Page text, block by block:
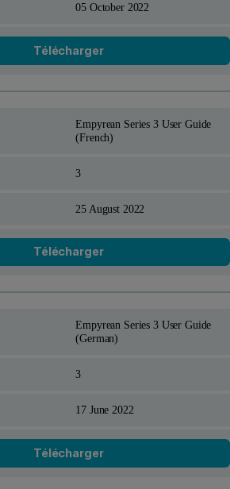
05 October 2022
Télécharger
Empyrean Series 3 User Guide
(French)
3
25 August 2022
Télécharger
Empyrean Series 3 User Guide
(German)
3
17 June 2022
Télécharger